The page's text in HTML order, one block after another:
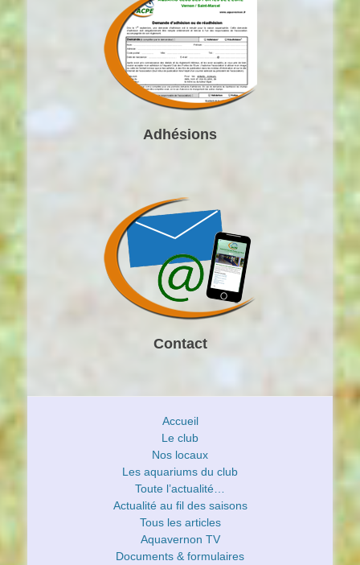
Adhésions
Contact
Accueil
Le club
Nos locaux
Les aquariums du club
Toute l’actualité…
Actualité au fil des saisons
Tous les articles
Aquavernon TV
Documents & formulaires